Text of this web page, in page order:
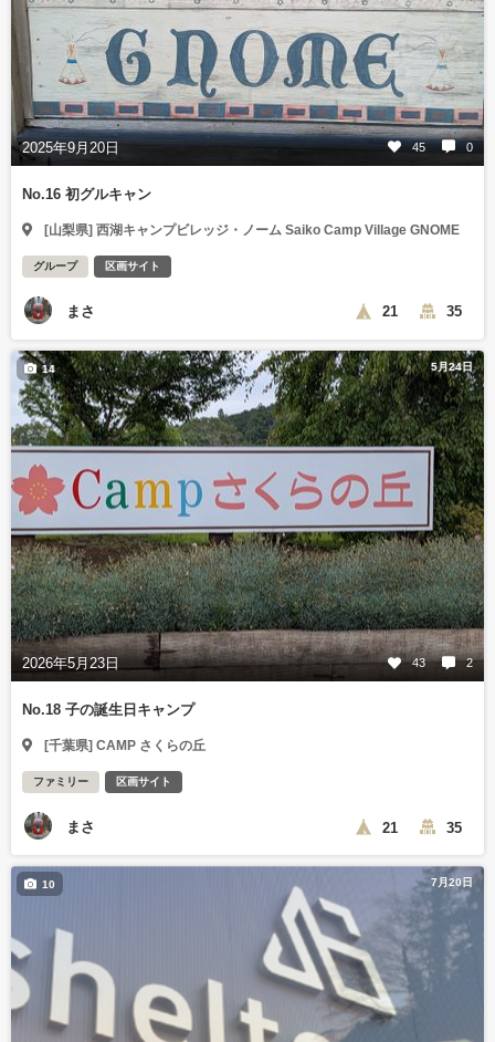
2025年9月20日 45 0
No.16 初グルキャン
[山梨県] 西湖キャンプビレッジ・ノーム Saiko Camp Village GNOME
グループ 区画サイト
まさ 21 35
5月24日
2026年5月23日 43 2
14
No.18 子の誕生日キャンプ
[千葉県] CAMP さくらの丘
ファミリー 区画サイト
まさ 21 35
7月20日
10